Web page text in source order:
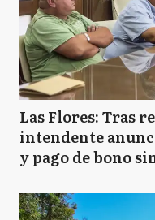
Las Flores: Tras
intendente
y pago de bono